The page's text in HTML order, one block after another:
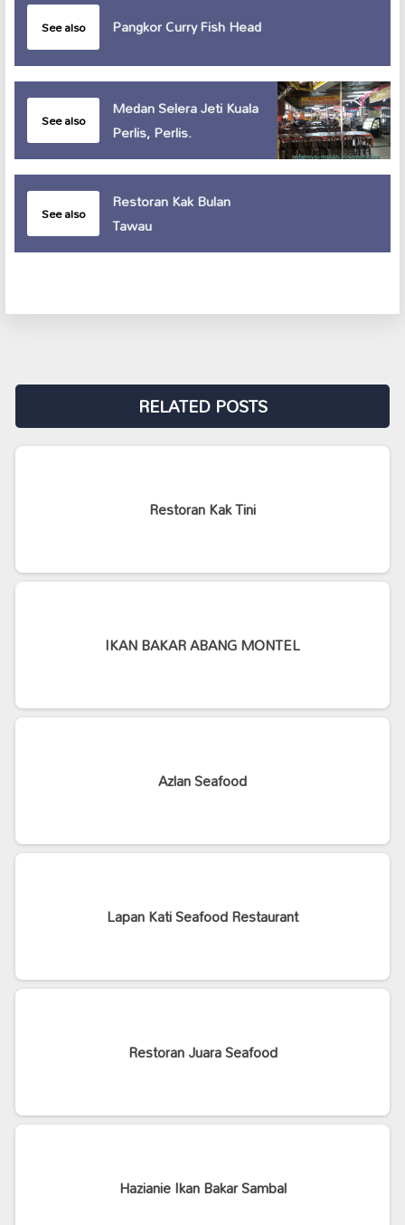
See also Pangkor Curry Fish Head
See also
Medan Selera Jeti Kuala
Perlis, Perlis.
See also
Restoran Kak Bulan
Tawau
RELATED POSTS
Restoran Kak Tini
IKAN BAKAR ABANG MONTEL
Azlan Seafood
Lapan Kati Seafood Restaurant
Restoran Juara Seafood
Hazianie Ikan Bakar Sambal